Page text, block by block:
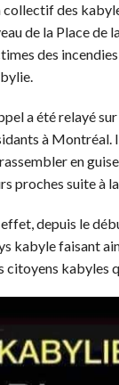
collectif des
de la Place de
des
a été relayé
à Montréal.
en
proches suite à
effet, depuis le
kabyle faisant
citoyens kabyles